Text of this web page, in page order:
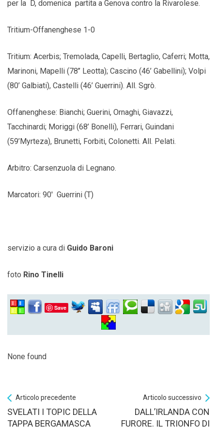
per la D, domenica partita a Genova contro la Rivarolese.
Tritium-Offanenghese 1-0
Tritium: Acerbis; Tremolada, Capelli, Bertaglio, Caferri; Motta,
Marinoni, Mapelli (78’’ Leotta); Cascino (46’ Gabellini); Volpi
(80’ Galbiati), Castelli (46’ Guerrini). All. Sgrò.
Offanenghese: Bianchi; Guerini, Ornaghi, Giavazzi,
Tacchinardi; Moriggi (68’ Bonelli), Ferrari, Guindani
(59’Myrteza), Brunetti, Forbiti, Colonetti. All. Pelati.
Arbitro: Carsenzuola di Legnano.
Marcatori: 90′ Guerrini (T)
servizio a cura di Guido Baroni
foto Rino Tinelli
Save
None found
Articolo precedente
SVELATI I TOPIC DELLA
TAPPA BERGAMASCA
Articolo successivo
DALL’IRLANDA CON
FURORE. IL TRIONFO DI